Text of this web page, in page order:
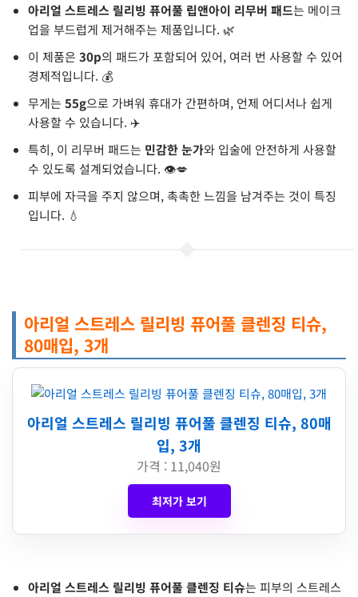
아리얼 스트레스 릴리빙 퓨어풀 립앤아이 리무버 패드는 메이크
업을 부드럽게 제거해주는 제품입니다. 🌿
이 제품은 30p의 패드가 포함되어 있어, 여러 번 사용할 수 있어
경제적입니다. 💰
무게는 55g으로 가벼워 휴대가 간편하며, 언제 어디서나 쉽게
사용할 수 있습니다. ✈️
특히, 이 리무버 패드는 민감한 눈가와 입술에 안전하게 사용할
수 있도록 설계되었습니다. 👁️💋
피부에 자극을 주지 않으며, 촉촉한 느낌을 남겨주는 것이 특징
입니다. 💧
아리얼 스트레스 릴리빙 퓨어풀 클렌징 티슈,
80매입, 3개
아리얼 스트레스 릴리빙 퓨어풀 클렌징 티슈, 80매
입, 3개
가격 : 11,040원
최저가 보기
아리얼 스트레스 릴리빙 퓨어풀 클렌징 티슈는 피부의 스트레스